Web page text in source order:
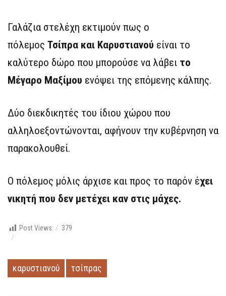
Γαλάζια στελέχη εκτιμούν πως ο
πόλεμος Τσίπρα και Καρυστιανού είναι το
καλύτερο δώρο που μπορούσε να λάβει το
Μέγαρο Μαξίμου ενόψει της επόμενης κάλπης.
Δύο διεκδικητές του ίδιου χώρου που
αλληλοεξοντώνονται, αφήνουν την κυβέρνηση να
παρακολουθεί.
Ο πόλεμος μόλις άρχισε και προς το παρόν έχει
νικητή που δεν μετέχει καν στις μάχες.
Post Views: 379
καρυστιανού τσίπρας